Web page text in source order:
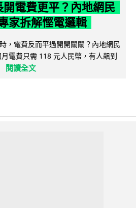
電費更平？內地網民
家拆解慳電邏輯
，電費反而平過開開關關？內地網民
電費只需 118 元人民幣，有人飆到
閱讀全文